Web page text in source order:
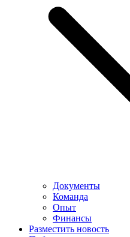
Документы
Команда
Опыт
Финансы
Разместить новость